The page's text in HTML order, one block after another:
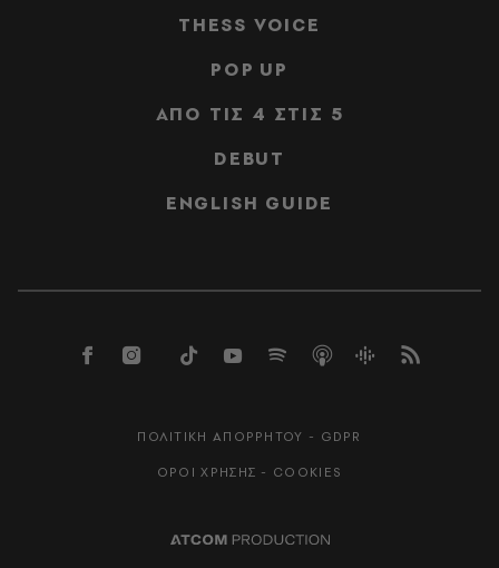
THESS VOICE
POP UP
ΑΠΟ ΤΙΣ 4 ΣΤΙΣ 5
DEBUT
ENGLISH GUIDE
ΠΟΛΙΤΙΚΗ ΑΠΟΡΡΗΤΟΥ - GDPR
ΟΡΟΙ ΧΡΗΣΗΣ - COOKIES